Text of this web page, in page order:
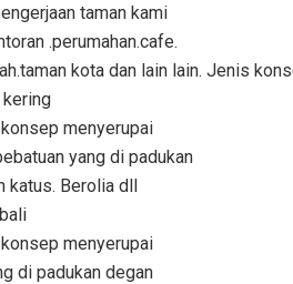
taman kami
.perumahan.cafe.
kota dan lain lain. Jenis
menyerupai
yang di padukan
katus. Berolia dll
menyerupai
di padukan degan